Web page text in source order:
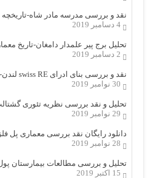
نقد و بررسی مدرسه مادر شاه-تاریخچه
4 دسامبر 2019
تحلیل برج پیر علمدار دامغان-تاریخ
2 دسامبر 2019
نقد و بررسی بنای ادرای swiss RE لندن-نورمن فاستر
30 نوامبر 2019
تحلیل و نقد بررسی نظریه تئوری
29 نوامبر 2019
دانلود رایگان نقد بررسی معماری پل
28 نوامبر 2019
تحلیل و بررسی مطالعات بیمارستان
15 اکتبر 2019